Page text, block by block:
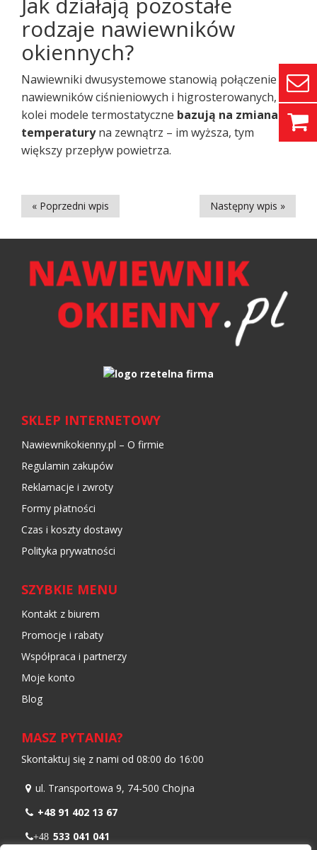
rodzaje nawiewników
okiennych?
Nawiewniki dwusystemowe stanowią połączenie
nawiewników ciśnieniowych i higrosterowanych, z
kolei modele termostatyczne bazują na zmianach
temperaturyna zewnątrz – im wyższa, tym
większy przepływ powietrza.
« Poprzedni wpis Następny wpis »
SKLEP INTERNETOWY
Nawiewnikokienny.pl – O firmie
Regulamin zakupów
Reklamacje i zwroty
Formy płatności
Czas i koszty dostawy
Polityka prywatności
SZYBKIE MENU
Kontakt z biurem
Promocje i rabaty
Współpraca i partnerzy
Moje konto
Blog
MASZ PYTANIA?
Skontaktuj się z nami od 08:00 do 16:00
ul. Transportowa 9, 74-500 Chojna
+48 91 402 13 67
+48 533 041 041